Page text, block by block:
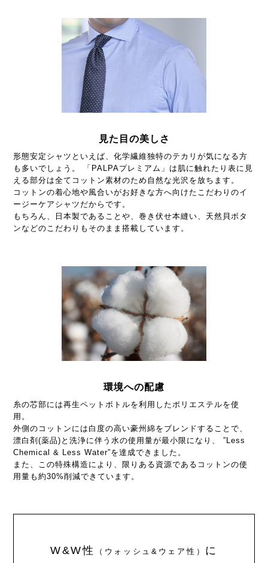
見た目の美しさ
形態安定シャツといえば、化学繊維独特のテカリが気になる方
も多いでしょう。 「PALPAプレミアム」は肌に触れたり表に見
える部分は全てコットン素材のため自然な光沢を放ちます。
コットンの着心地や風合いがお好きな方へ向けたこだわりのイ
ージーケアシャツだからです。
もちろん、日本製であることや、巻き伏せ本縫い、天然貝ボタ
ンなどのこだわりもそのまま搭載しています。
環境への配慮
糸の芯部には再生ペットボトルを利用したポリエステルを使
用。
外側のコットンには白度の高い豪州綿をブレンドすることで、
漂白剤(薬品)と洗浄に伴う水の使用量が最小限になり、 ”Less
Chemical & Less Water”を達成できました。
また、この特殊構造により、限りある資源であるコットンの使
用量も約30%削減できています。
W&W性 （ウォッシュ&ウェア性） に